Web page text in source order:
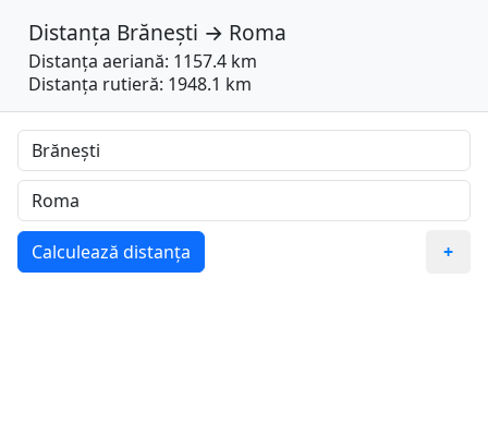
Distanța Brănești → Roma
Distanța aeriană: 1157.4 km
Distanța rutieră: 1948.1 km
Calculează distanța +